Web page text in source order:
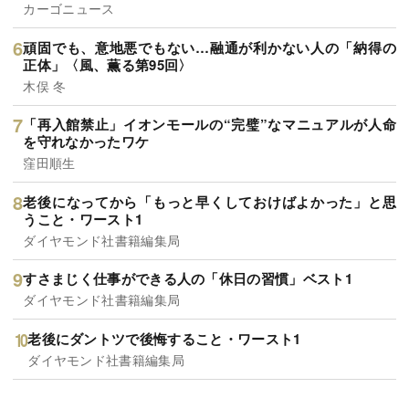
カーゴニュース
頑固でも、意地悪でもない…融通が利かない人の「納得の
正体」〈風、薫る第95回〉
木俣 冬
「再入館禁止」イオンモールの“完璧”なマニュアルが人命
を守れなかったワケ
窪田順生
老後になってから「もっと早くしておけばよかった」と思
うこと・ワースト1
ダイヤモンド社書籍編集局
すさまじく仕事ができる人の「休日の習慣」ベスト1
ダイヤモンド社書籍編集局
老後にダントツで後悔すること・ワースト1
ダイヤモンド社書籍編集局